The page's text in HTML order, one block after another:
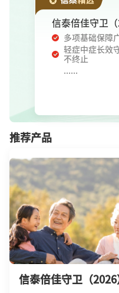
信泰倍佳守卫
多项基础保障
轻症中症长效
不终止
......
推荐产品
信泰倍佳守卫（